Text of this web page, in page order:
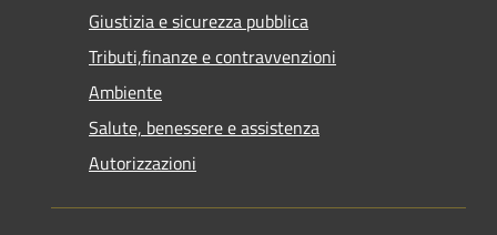
Giustizia e sicurezza pubblica
Tributi,finanze e contravvenzioni
Ambiente
Salute, benessere e assistenza
Autorizzazioni